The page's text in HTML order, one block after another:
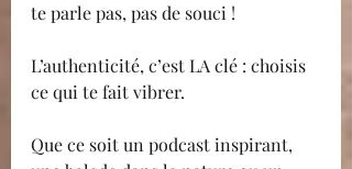
te parle pas, pas de souci !
L’authenticité, c’est LA clé : choisis
ce qui te fait vibrer.
Que ce soit un podcast inspirant,